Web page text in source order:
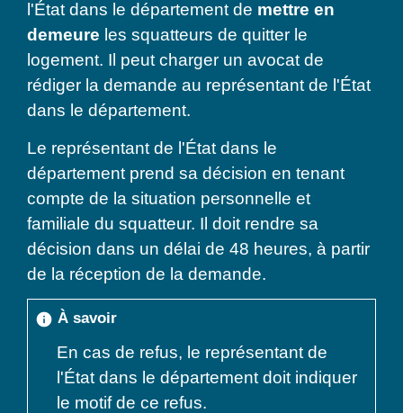
l'État dans le département de mettre en
demeure les squatteurs de quitter le
logement. Il peut charger un avocat de
rédiger la demande au représentant de l'État
dans le département.
Le représentant de l'État dans le
département prend sa décision en tenant
compte de la situation personnelle et
familiale du squatteur. Il doit rendre sa
décision dans un délai de 48 heures, à partir
de la réception de la demande.
info À savoir
En cas de refus, le représentant de
l'État dans le département doit indiquer
le motif de ce refus.